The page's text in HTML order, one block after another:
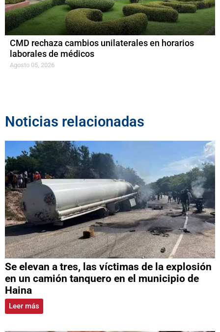
CMD rechaza cambios unilaterales en horarios
laborales de médicos
Agosto 05, 2026
Noticias relacionadas
Se elevan a tres, las víctimas de la explosión
en un camión tanquero en el municipio de
Haina
Leer más